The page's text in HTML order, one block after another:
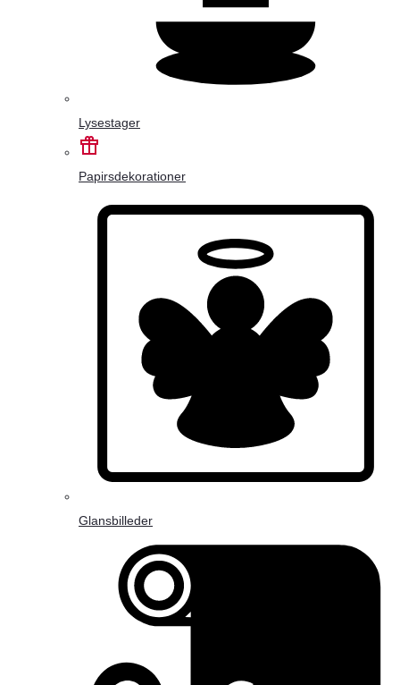
Lysestager
Papirsdekorationer
Glansbilleder